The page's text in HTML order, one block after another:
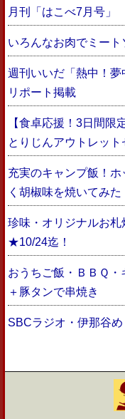
月刊「はこべ7月号」
いろんなお肉でミー
週刊いいだ「熱中！
リポート掲載
【食卓応援！3日間限
とりじんアウトレット
充実のキャンプ飯！
く胡椒味を焼いてみた
珍味・オリジナルお
★10/24迄！
おうちご飯・ＢＢＱ
＋豚タンで串焼き
SBCラジオ・伊那谷